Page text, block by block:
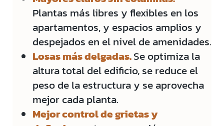
Plantas más libres y flexibles en los
apartamentos, y espacios amplios y
despejados en el nivel de amenidades.
Losas más delgadas.Se optimiza la
altura total del edificio, se reduce el
peso de la estructura y se aprovecha
mejor cada planta.
Mejor control de grietas y